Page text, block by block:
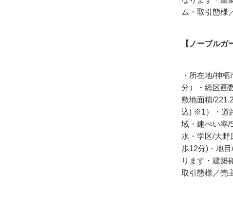
ム・取引態様
【ノーブル
・所在地/神
分）・総区画
敷地面積/
込) ※1）・道
域・建ぺい率/
水・学区/大野
歩12分)・地
ります・建築
取引態様／売